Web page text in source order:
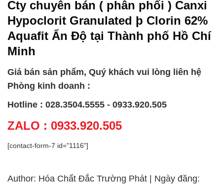
Cty chuyên bán ( phân phối ) Canxi
Hypoclorit Granulated þ Clorin 62%
Aquafit Ấn Độ tại Thành phố Hồ Chí
Minh
Giá bán sản phẩm, Quý khách vui lòng liên hệ
Phòng kinh doanh :
Hotline : 028.3504.5555 - 0933.920.505
ZALO : 0933.920.505
[contact-form-7 id="1116"]
Author: Hóa Chất Đắc Trường Phát | Ngày đăng: